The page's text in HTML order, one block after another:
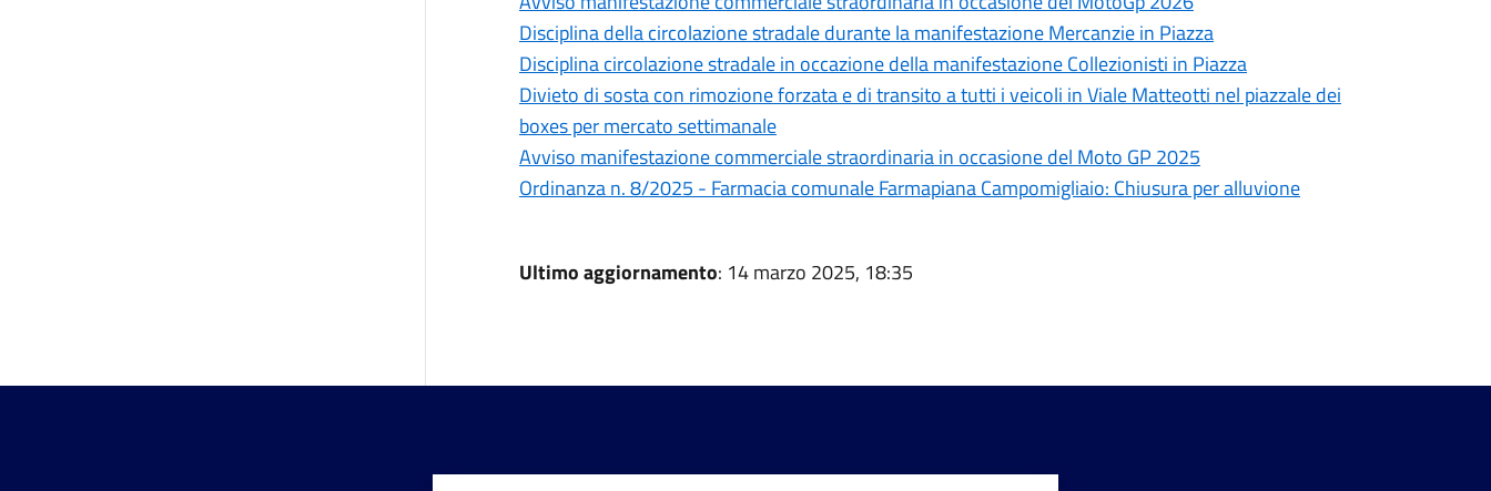
Disciplina della circolazione stradale durante la manifestazione Mercanzie in Piazza
Disciplina circolazione stradale in occazione della manifestazione Collezionisti in Piazza
Divieto di sosta con rimozione forzata e di transito a tutti i veicoli in Viale Matteotti nel piazzale dei
boxes per mercato settimanale
Avviso manifestazione commerciale straordinaria in occasione del Moto GP 2025
Ordinanza n. 8/2025 - Farmacia comunale Farmapiana Campomigliaio: Chiusura per alluvione
Ultimo aggiornamento: 14 marzo 2025, 18:35